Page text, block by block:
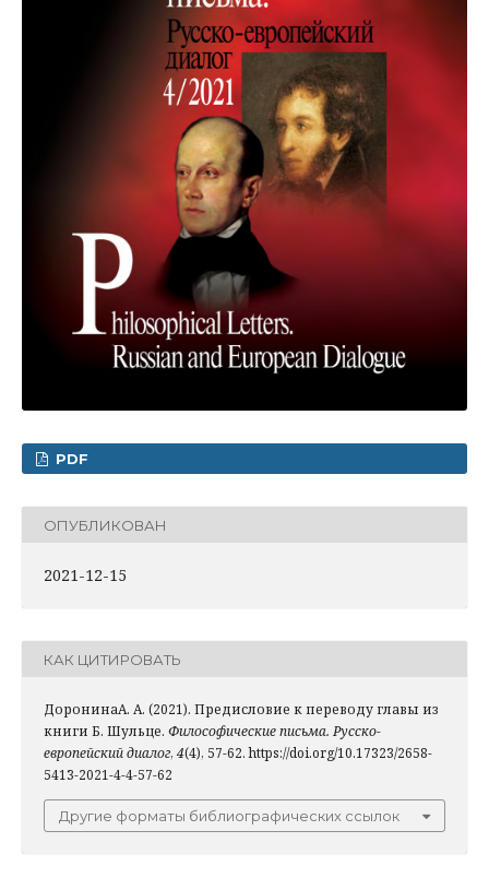
PDF
ОПУБЛИКОВАН
2021-12-15
КАК ЦИТИРОВАТЬ
ДоронинаА. А. (2021). Предисловие к переводу главы из
книги Б. Шульце. Философические письма. Русско-
европейский диалог, 4(4), 57-62. https://doi.org/10.17323/2658-
5413-2021-4-4-57-62
Другие форматы библиографических ссылок